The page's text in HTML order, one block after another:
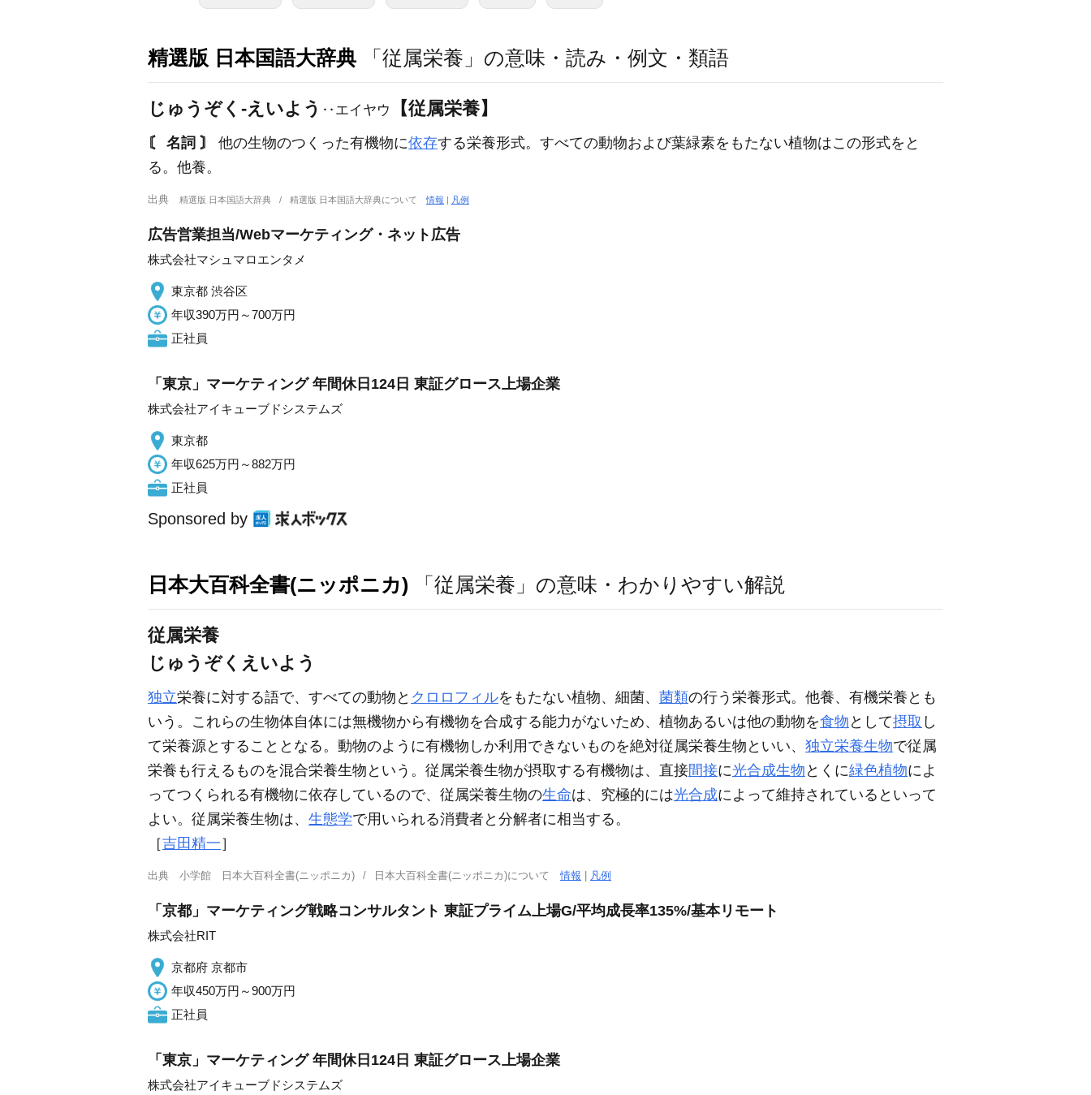
精選版 日本国語大辞典 「従属栄養」の意味・読み・例文・類語
じゅうぞく‐えいよう ‥エイヤウ 【従属栄養】
〘 名詞 〙 他の生物のつくった有機物に依存する栄養形式。すべての動物および葉緑素をもたない植物はこの形式をと
る。他養。
出典 精選版 日本国語大辞典 精選版 日本国語大辞典について情報 | 凡例
広告営業担当/Webマーケティング・ネット広告
株式会社マシュマロエンタメ
東京都 渋谷区
年収390万円～700万円
正社員
「東京」マーケティング 年間休日124日 東証グロース上場企業
株式会社アイキューブドシステムズ
東京都
年収625万円～882万円
正社員
Sponsored by
日本大百科全書(ニッポニカ) 「従属栄養」の意味・わかりやすい解説
従属栄養
じゅうぞくえいよう
独立栄養に対する語で、すべての動物と クロロフィルをもたない植物、細菌、 菌類の行う栄養形式。他養、有機栄養とも
いう。これらの生物体自体には無機物から有機物を合成する能力がないため、植物あるいは他の動物を食物 として摂取 し
て栄養源とすることとなる。動物のように有機物しか利用できないものを絶対従属栄養生物といい、 独立栄養生物で従属
栄養も行えるものを混合栄養生物という。従属栄養生物が摂取する有機物は、直接間接に光合成生物 とくに緑色植物によ
ってつくられる有機物に依存しているので、従属栄養生物の生命は、究極的には光合成によって維持されているといって
よい。従属栄養生物は、 生態学で用いられる消費者と分解者に相当する。
［吉田精一］
出典 小学館 日本大百科全書(ニッポニカ) 日本大百科全書(ニッポニカ)について情報 凡例
「京都」マーケティング戦略コンサルタント 東証プライム上場G/平均成長率135%/基本リモート
株式会社RIT
京都府 京都市
年収450万円～900万円
正社員
「東京」マーケティング 年間休日124日 東証グロース上場企業
株式会社アイキューブドシステムズ